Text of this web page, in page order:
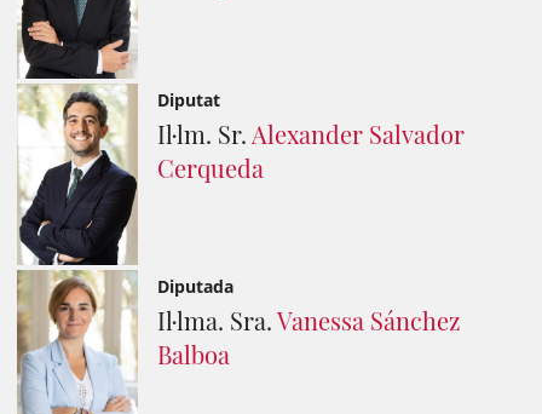
Diputat
Il·lm. Sr. Alexander Salvador
Cerqueda
Diputada
Il·lma. Sra.Vanessa Sánchez
Balboa